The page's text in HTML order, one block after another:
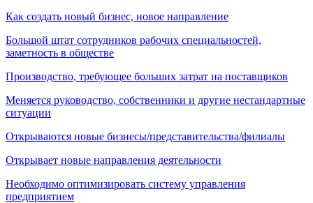
Как создать новый бизнес, новое направление
Большой штат сотрудников рабочих специальностей,
заметность в обществе
Производство, требующее больших затрат на поставщиков
Меняется руководство, собственники и другие нестандартные
ситуации
Открываются новые бизнесы/представительства/филиалы
Открывает новые направления деятельности
Необходимо оптимизировать систему управления
предприятием